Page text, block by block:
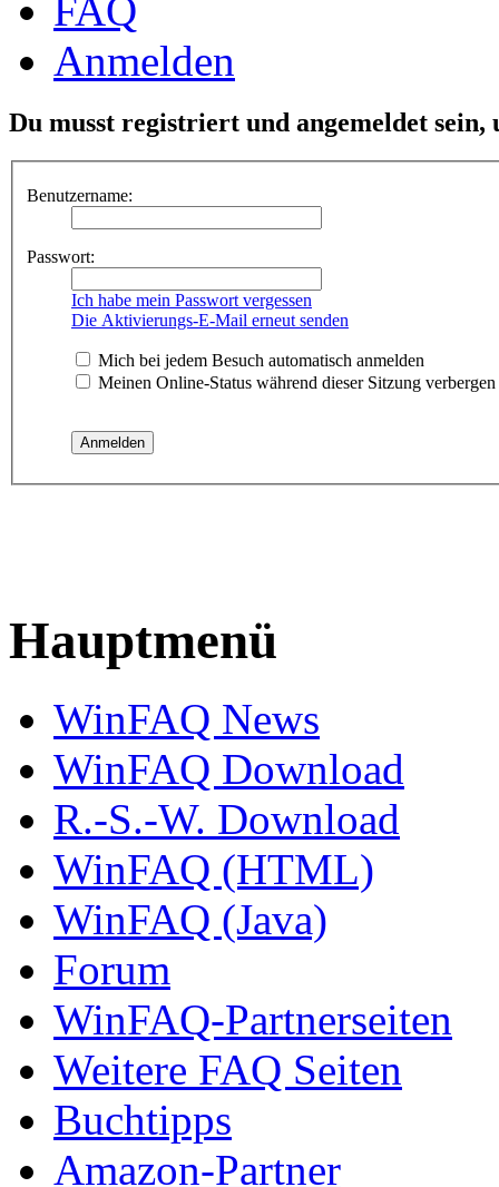
FAQ
Anmelden
Du musst registriert und angemeldet sein,
Benutzername:
Passwort:
Ich habe mein Passwort vergessen
Die Aktivierungs-E-Mail erneut senden
Mich bei jedem Besuch automatisch anmelden
Meinen Online-Status während dieser Sitzung verbergen
Hauptmenü
WinFAQ News
WinFAQ Download
R.-S.-W. Download
WinFAQ (HTML)
WinFAQ (Java)
Forum
WinFAQ-Partnerseiten
Weitere FAQ Seiten
Buchtipps
Amazon-Partner